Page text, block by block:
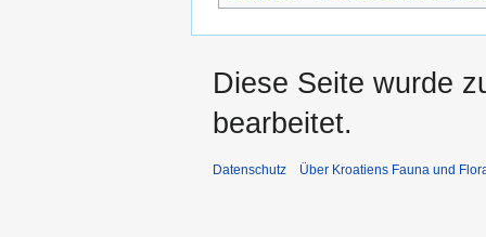
Diese Seite wurde
bearbeitet.
Datenschutz Über Kroatiens Fauna und